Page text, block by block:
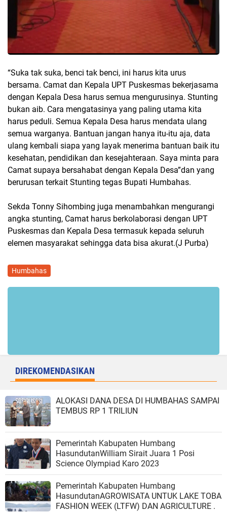
“Suka tak suka, benci tak benci, ini harus kita urus
bersama. Camat dan Kepala UPT Puskesmas bekerjasama
dengan Kepala Desa harus semua mengurusinya. Stunting
bukan aib. Cara mengatasinya yang paling utama kita
harus peduli. Semua Kepala Desa harus mendata ulang
semua warganya. Bantuan jangan hanya itu-itu aja, data
ulang kembali siapa yang layak menerima bantuan baik itu
kesehatan, pendidikan dan kesejahteraan. Saya minta para
Camat supaya bersahabat dengan Kepala Desa”dan yang
berurusan terkait Stunting tegas Bupati Humbahas.
Sekda Tonny Sihombing juga menambahkan mengurangi
angka stunting, Camat harus berkolaborasi dengan UPT
Puskesmas dan Kepala Desa termasuk kepada seluruh
elemen masyarakat sehingga data bisa akurat.(J Purba)
Humbahas
DIREKOMENDASIKAN
ALOKASI DANA DESA DI HUMBAHAS SAMPAI
TEMBUS RP 1 TRILIUN
Pemerintah Kabupaten Humbang
HasundutanWilliam Sirait Juara 1 Posi
Science Olympiad Karo 2023
Pemerintah Kabupaten Humbang
HasundutanAGROWISATA UNTUK LAKE TOBA
FASHION WEEK (LTFW) DAN AGRICULTURE .